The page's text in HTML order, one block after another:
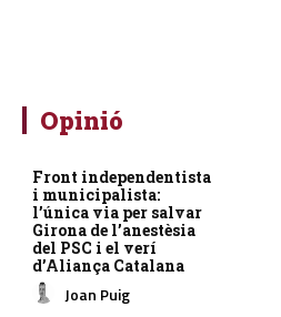
Opinió
Front independentista
i municipalista:
l’única via per salvar
Girona de l’anestèsia
del PSC i el verí
d’Aliança Catalana
Joan Puig